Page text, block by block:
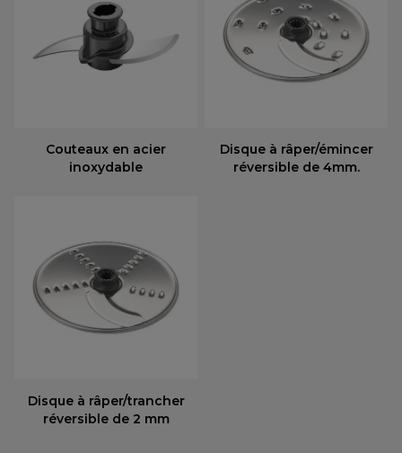
Couteaux en acier
inoxydable
Disque à râper/émincer
réversible de 4mm.
Disque à râper/trancher
réversible de 2 mm